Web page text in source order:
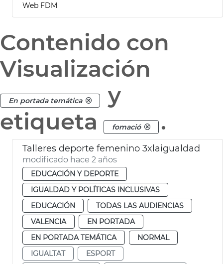
Web FDM
Contenido con
Visualización
En portada temática
y
etiqueta
fomació .
Talleres deporte femenino 3xlaigualdad
modificado hace 2 años
EDUCACIÓN Y DEPORTE
IGUALDAD Y POLÍTICAS INCLUSIVAS
EDUCACIÓN
TODAS LAS AUDIENCIAS
VALENCIA
EN PORTADA
EN PORTADA TEMÁTICA
NORMAL
IGUALTAT
ESPORT